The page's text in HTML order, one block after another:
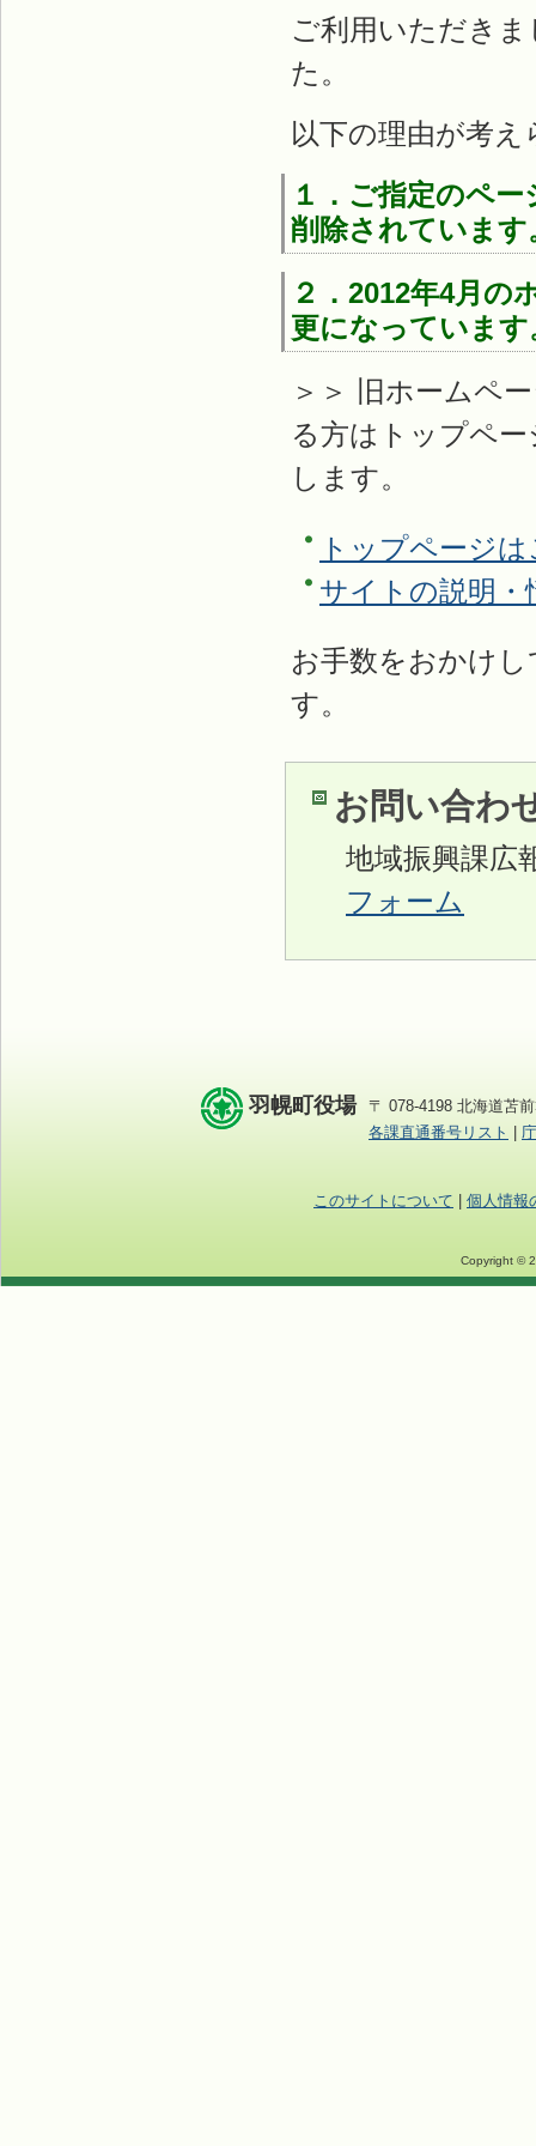
ご利用いただき
た。
以下の理由が考
１．ご指定のペ
削除されています
２．2012年4月の
更になっています
＞＞ 旧ホームペ
る方はトップペ
します。
トップページ
サイトの説明
お手数をおかけ
す。
お問い合わ
地域振興課
フォーム
羽幌町役場
〒 078-4198 北海道苫
各課直通番号リスト
このサイトについて 個人情報
Copyright ©